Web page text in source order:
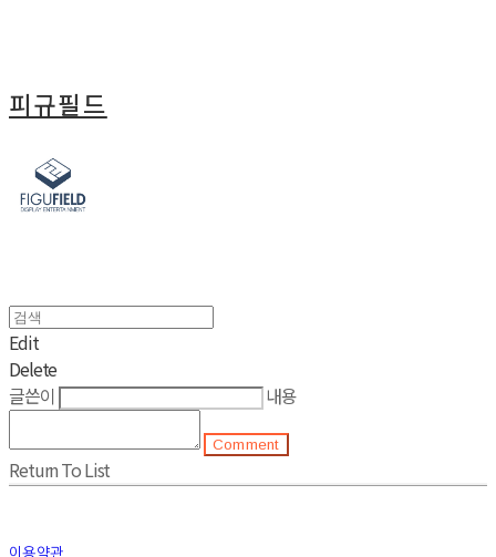
피규필드
Edit
Delete
글쓴이
내용
Comment
Return To List
이용약관